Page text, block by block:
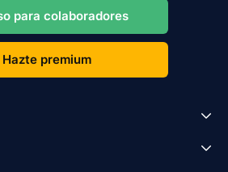
para colaboradores
Hazte premium